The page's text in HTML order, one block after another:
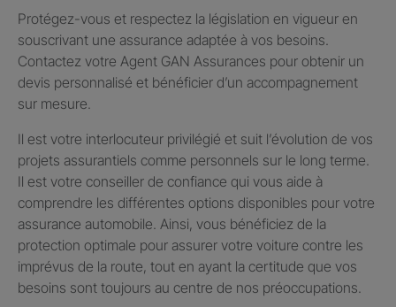
Protégez-vous et respectez la législation en vigueur en
souscrivant une assurance adaptée à vos besoins.
Contactez votre Agent GAN Assurances pour obtenir un
devis personnalisé et bénéficier d’un accompagnement
sur mesure.
Il est votre interlocuteur privilégié et suit l’évolution de vos
projets assurantiels comme personnels sur le long terme.
Il est votre conseiller de confiance qui vous aide à
comprendre les différentes options disponibles pour votre
assurance automobile. Ainsi, vous bénéficiez de la
protection optimale pour assurer votre voiture contre les
imprévus de la route, tout en ayant la certitude que vos
besoins sont toujours au centre de nos préoccupations.